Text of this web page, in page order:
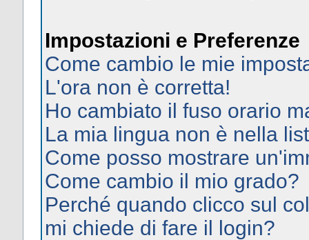
Impostazioni e Preferenze
Come cambio le mie
L'ora non è corretta!
Ho cambiato il fuso orario
La mia lingua non è nella
Come posso mostrare
Come cambio il mio grado?
Perché quando clicco sul
mi chiede di fare il login?